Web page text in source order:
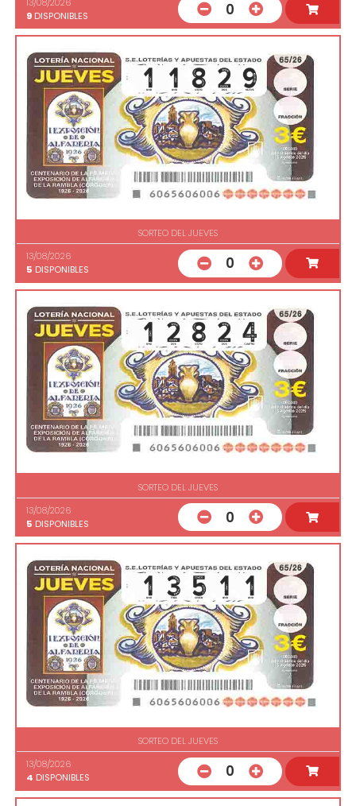
9 DISPONIBLES 0
SORTEO DEL JUEVES
13/08/2026
5 DISPONIBLES 0
SORTEO DEL JUEVES
13/08/2026
5 DISPONIBLES 0
SORTEO DEL JUEVES
13/08/2026
4 DISPONIBLES 0